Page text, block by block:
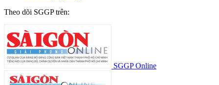
Theo dõi SGGP trên:
SGGP Online